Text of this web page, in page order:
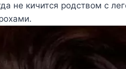
не кичится родством с